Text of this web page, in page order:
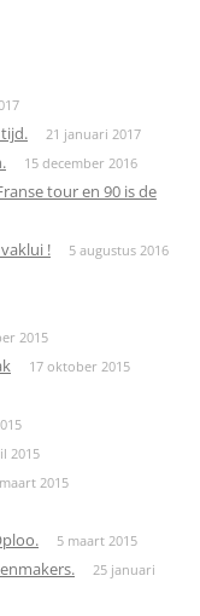
21 januari 2017
15 december 2016
tour en 90 is de
! 5 augustus 2016
2015
17 oktober 2015
2015
2015
5 maart 2015
25 januari